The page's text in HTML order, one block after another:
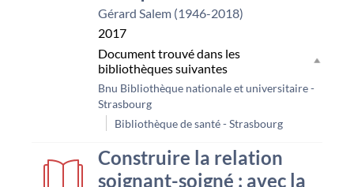
Gérard Salem (1946-2018)
2017
Document trouvé dans les
bibliothèques suivantes
Bnu Bibliothèque nationale et universitaire -
Strasbourg
Bibliothèque de santé - Strasbourg
Construire la relation
soignant-soigné : avec la